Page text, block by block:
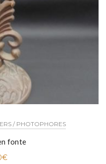
/ PHOTOPHORES
fonte
€